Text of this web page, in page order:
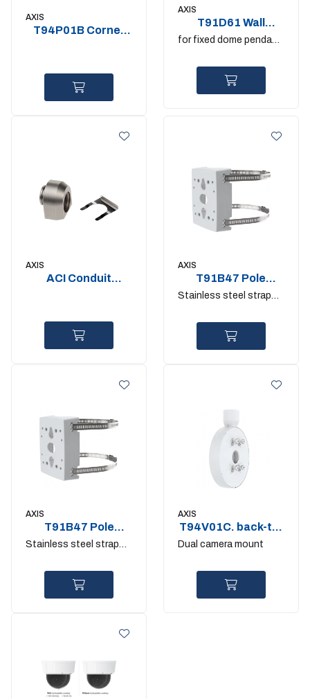
AXIS
T94P01B Corner
AXIS
T91D61 Wall
Bracket. 1.5" NPS
for fixed dome pendant
AXIS
ACI Conduit
AXIS
T91B47 Pole
mount 50-150mm.
Stainless steel straps
AXIS
T91B47 Pole
mount 100-
410mm. IK10
Stainless steel straps
AXIS
T94V01C. back-to-
back camera
Dual camera mount